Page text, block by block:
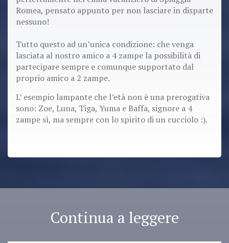
Romea, pensato appunto per non lasciare in disparte
nessuno!
Tutto questo ad un’unica condizione: che venga
lasciata al nostro amico a 4 zampe la possibilità di
partecipare sempre e comunque supportato dal
proprio amico a 2 zampe.
L’ esempio lampante che l’età non è una prerogativa
sono: Zoe, Luna, Tiga, Yuma e Baffa, signore a 4
zampe sì, ma sempre con lo spirito di un cucciolo :).
Continua a leggere